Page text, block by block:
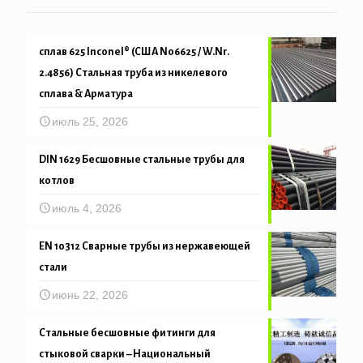
сплав 625 Inconel® (США N06625 / W.Nr.
2.4856) Стальная труба из никелевого
сплава & Арматура
июль 25, 2026
DIN 1629 Бесшовные стальные трубы для
котлов
июль 4, 2026
EN 10312 Сварные трубы из нержавеющей
стали
июнь 22, 2026
Стальные бесшовные фитинги для
стыковой сварки – Национальный